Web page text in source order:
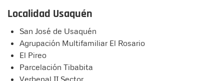
Localidad Usaquén
San José de Usaquén
Agrupación Multifamiliar El Rosario
El Pireo
Parcelación Tibabita